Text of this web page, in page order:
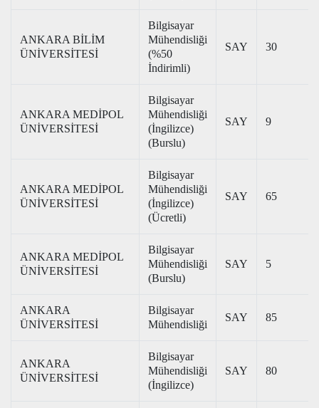
ANKARA BİLİM
ÜNİVERSİTESİ
Bilgisayar
Mühendisliği
(%50
İndirimli)
SAY 30
ANKARA MEDİPOL
ÜNİVERSİTESİ
Bilgisayar
Mühendisliği
(İngilizce)
(Burslu)
SAY 9
ANKARA MEDİPOL
ÜNİVERSİTESİ
Bilgisayar
Mühendisliği
(İngilizce)
(Ücretli)
SAY 65
ANKARA MEDİPOL
ÜNİVERSİTESİ
Bilgisayar
Mühendisliği
(Burslu)
SAY 5
ANKARA
ÜNİVERSİTESİ
Bilgisayar
Mühendisliği
SAY 85
ANKARA
ÜNİVERSİTESİ
Bilgisayar
Mühendisliği
(İngilizce)
SAY 80